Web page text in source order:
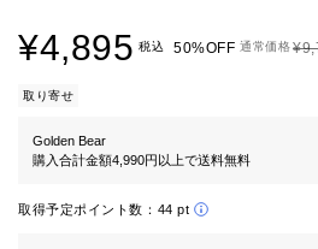
¥4,895 税込 50%OFF 通常価格
取り寄せ
Golden Bear
購入合計金額4,990円以上で送料無料
取得予定ポイント数： 44 pt